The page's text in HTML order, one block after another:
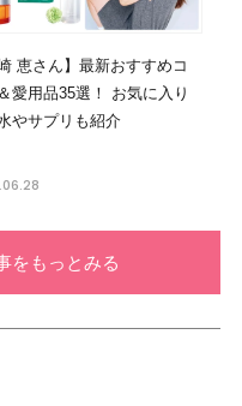
崎 恵さん】最新おすすめコ
愛用品35選！ お気に入り
やサプリも紹介
をもっとみる